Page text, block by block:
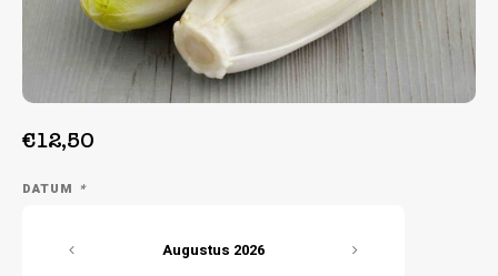
Week 38 | 14-09-2026 t/m 18-09-2026
Week 39 | 21-09-2026 t/m 25-09-2026
€12,50
DATUM *
Augustus 2026